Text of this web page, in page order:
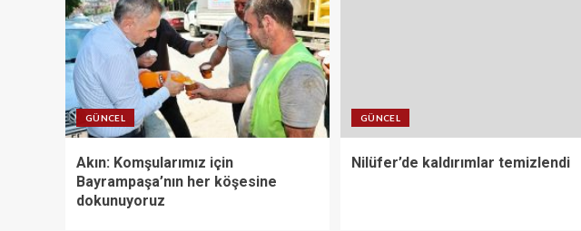
GÜNCEL
Akın: Komşularımız için
Bayrampaşa’nın her köşesine
dokunuyoruz
GÜNCEL
Nilüfer’de kaldırımlar temizlendi